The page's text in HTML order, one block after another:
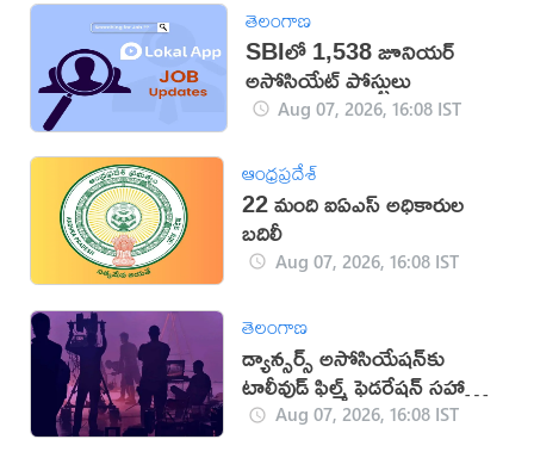
తెలంగాణ
SBIలో 1,538 జూనియర్
అసోసియేట్ పోస్టులు
Aug 07, 2026, 16:08 IST
ఆంధ్రప్రదేశ్
22 మంది ఐఏఎస్‌ అధికారుల
బదిలీ
Aug 07, 2026, 16:08 IST
తెలంగాణ
డ్యాన్సర్స్ అసోసియేషన్‌కు
టాలీవుడ్ ఫిల్మ్ ఫెడరేషన్ సహాయ
నిరాకరణ
Aug 07, 2026, 16:08 IST